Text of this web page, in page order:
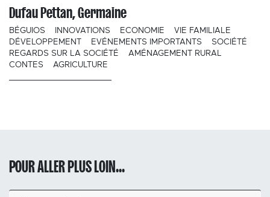
Dufau Pettan, Germaine
BÉGUIOS INNOVATIONS ECONOMIE
VIE FAMILIALE
DÉVELOPPEMENT
EVÉNEMENTS IMPORTANTS
SOCIÉTÉ
REGARDS SUR LA SOCIÉTÉ
AMÉNAGEMENT RURAL
CONTES
AGRICULTURE
POUR ALLER PLUS LOIN...